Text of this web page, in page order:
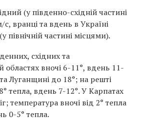
(у південно-східній частині
вранці та вдень в Україні
частині місцями).
східних та
областях вночі 6-11°, вдень 11-
Луганщині до 18°; на решті
тепла, вдень 7-12°. У Карпатах
температура вночі від 2° тепла
0-5° тепла.